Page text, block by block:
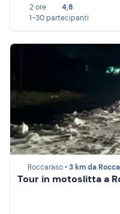
2 ore
4,8
1-30 partecipanti
Roccaraso •3 km da
Tour in motoslitta a